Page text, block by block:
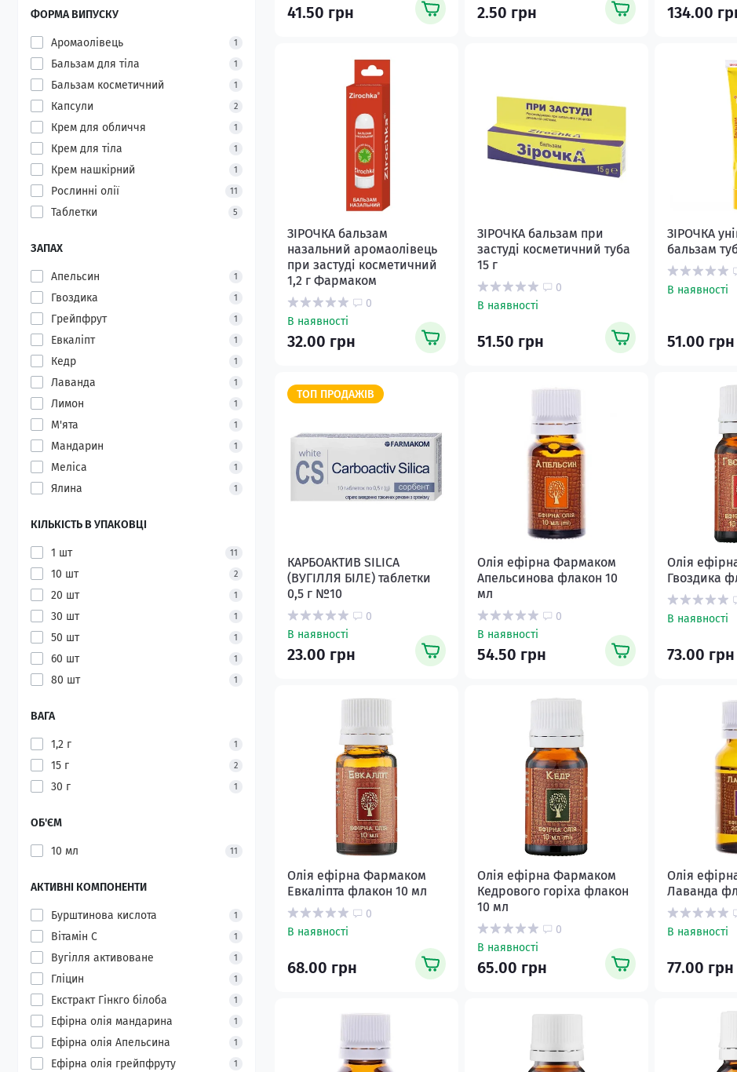
ФОРМА ВИПУСКУ
Аромаолівець 1
Бальзам для тіла 1
Бальзам косметичний 1
Капсули 2
Крем для обличчя 1
Крем для тіла 1
Крем нашкірний 1
Рослинні олії 11
Таблетки 5
ЗАПАХ
Апельсин 1
Гвоздика 1
Грейпфрут 1
Евкаліпт 1
Кедр 1
Лаванда 1
Лимон 1
М'ята 1
Мандарин 1
Меліса 1
Ялина 1
КІЛЬКІСТЬ В УПАКОВЦІ
1 шт 11
10 шт 2
20 шт 1
30 шт 1
50 шт 1
60 шт 1
80 шт 1
ВАГА
1,2 г 1
15 г 2
30 г 1
ОБ'ЄМ
10 мл 11
АКТИВНІ КОМПОНЕНТИ
Бурштинова кислота 1
Вітамін C 1
Вугілля активоване 1
Гліцин 1
Екстракт Гінкго білоба 1
Ефірна олія мандарина 1
Ефірна олія Апельсина 1
Ефірна олія грейпфруту 1
41.50 грн 2.50 грн 134.00
ЗІРОЧКА бальзам
назальний аромаолівець
при застуді косметичний
1,2 г Фармаком
0
В наявності
32.00 грн
ЗІРОЧКА бальзам при
застуді косметичний туба
15 г
0
В наявності
51.50 грн
ЗІРОЧКА
бальзам
В наявності
51.00 грн
ТОП ПРОДАЖІВ
КАРБОАКТИВ SILICA
(ВУГІЛЛЯ БІЛЕ) таблетки
0,5 г №10
0
В наявності
23.00 грн
Олія ефірна Фармаком
Апельсинова флакон 10
мл
0
В наявності
54.50 грн
Олія
Гвоздика
В наявності
73.00 грн
Олія ефірна Фармаком
Евкаліпта флакон 10 мл
0
В наявності
68.00 грн
Олія ефірна Фармаком
Кедрового горіха флакон
10 мл
0
В наявності
65.00 грн
Олія
Лаванда
В наявності
77.00 грн